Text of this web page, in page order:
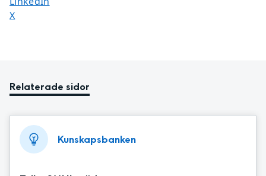
Dela sidan på
X
Relaterade sidor
Kunskapsbanken